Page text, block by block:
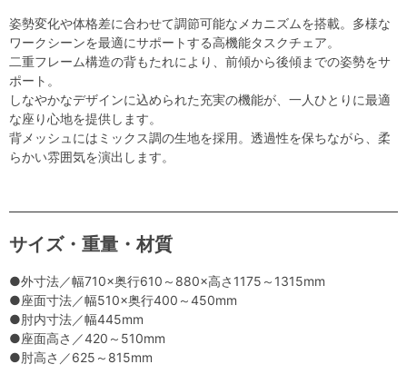
姿勢変化や体格差に合わせて調節可能なメカニズムを搭載。多様な
ワークシーンを最適にサポートする高機能タスクチェア。
二重フレーム構造の背もたれにより、前傾から後傾までの姿勢をサ
ポート。
しなやかなデザインに込められた充実の機能が、一人ひとりに最適
な座り心地を提供します。
背メッシュにはミックス調の生地を採用。透過性を保ちながら、柔
らかい雰囲気を演出します。
サイズ・重量・材質
●外寸法／幅710×奥行610～880×高さ1175～1315mm
●座面寸法／幅510×奥行400～450mm
●肘内寸法／幅445mm
●座面高さ／420～510mm
●肘高さ／625～815mm